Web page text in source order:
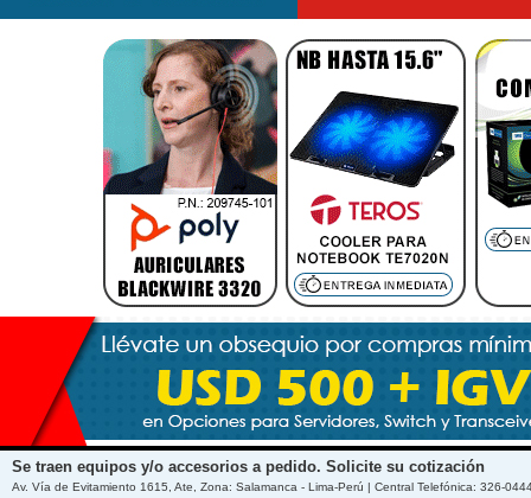
Se traen equipos y/o accesorios a pedido. Solicite su cotización
Av. Vía de Evitamiento 1615, Ate, Zona: Salamanca - Lima-Perú | Central Telefónica: 326-